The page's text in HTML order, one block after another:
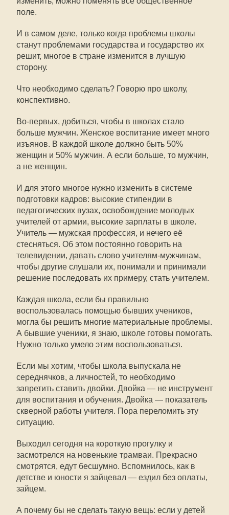
поле.
И в самом деле, только когда проблемы школы
станут проблемами государства и государство их
решит, многое в стране изменится в лучшую
сторону.
Что необходимо сделать? Говорю про школу,
конспективно.
Во-первых, добиться, чтобы в школах стало
больше мужчин. Женское воспитание имеет много
изъянов. В каждой школе должно быть 50%
женщин и 50% мужчин. А если больше, то мужчин,
а не женщин.
И для этого многое нужно изменить в системе
подготовки кадров: высокие стипендии в
педагогических вузах, освобождение молодых
учителей от армии, высокие зарплаты в школе.
Учитель — мужская профессия, и нечего её
стесняться. Об этом постоянно говорить на
телевидении, давать слово учителям-мужчинам,
чтобы другие слушали их, понимали и принимали
решение последовать их примеру, стать учителем.
Каждая школа, если бы правильно
воспользовалась помощью бывших учеников,
могла бы решить многие материальные проблемы.
А бывшие ученики, я знаю, школе готовы помогать.
Нужно только умело этим воспользоваться.
Если мы хотим, чтобы школа выпускала не
середнячков, а личностей, то необходимо
запретить ставить двойки. Двойка — не инструмент
для воспитания и обучения. Двойка — показатель
скверной работы учителя. Пора переломить эту
ситуацию.
Выходил сегодня на короткую прогулку и
засмотрелся на новенькие трамваи. Прекрасно
смотрятся, едут бесшумно. Вспомнилось, как в
детстве и юности я зайцевал — ездил без оплаты,
зайцем.
А почему бы не сделать такую вещь: если у детей